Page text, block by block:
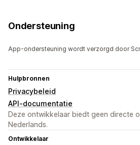
Ondersteuning
App-ondersteuning wordt verzorgd door
Hulpbronnen
Privacybeleid
API-documentatie
Deze ontwikkelaar biedt geen directe
Nederlands.
Ontwikkelaar